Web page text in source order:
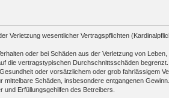
Verletzung wesentlicher Vertragspflichten
oder bei Schäden aus der Verletzung von
vertragstypischen Durchschnittsschäden
oder vorsätzlichem oder grob fahrlässigem
Schäden, insbesondere entgangenen Gewinn.
Erfüllungsgehilfen des Betreibers.